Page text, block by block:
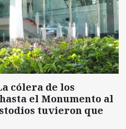
cólera de los
el Monumento al
tuvieron que